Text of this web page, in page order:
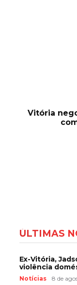
Vitória
ÚLTIMAS
Ex-Vitória,
violência
Notícias 8 de